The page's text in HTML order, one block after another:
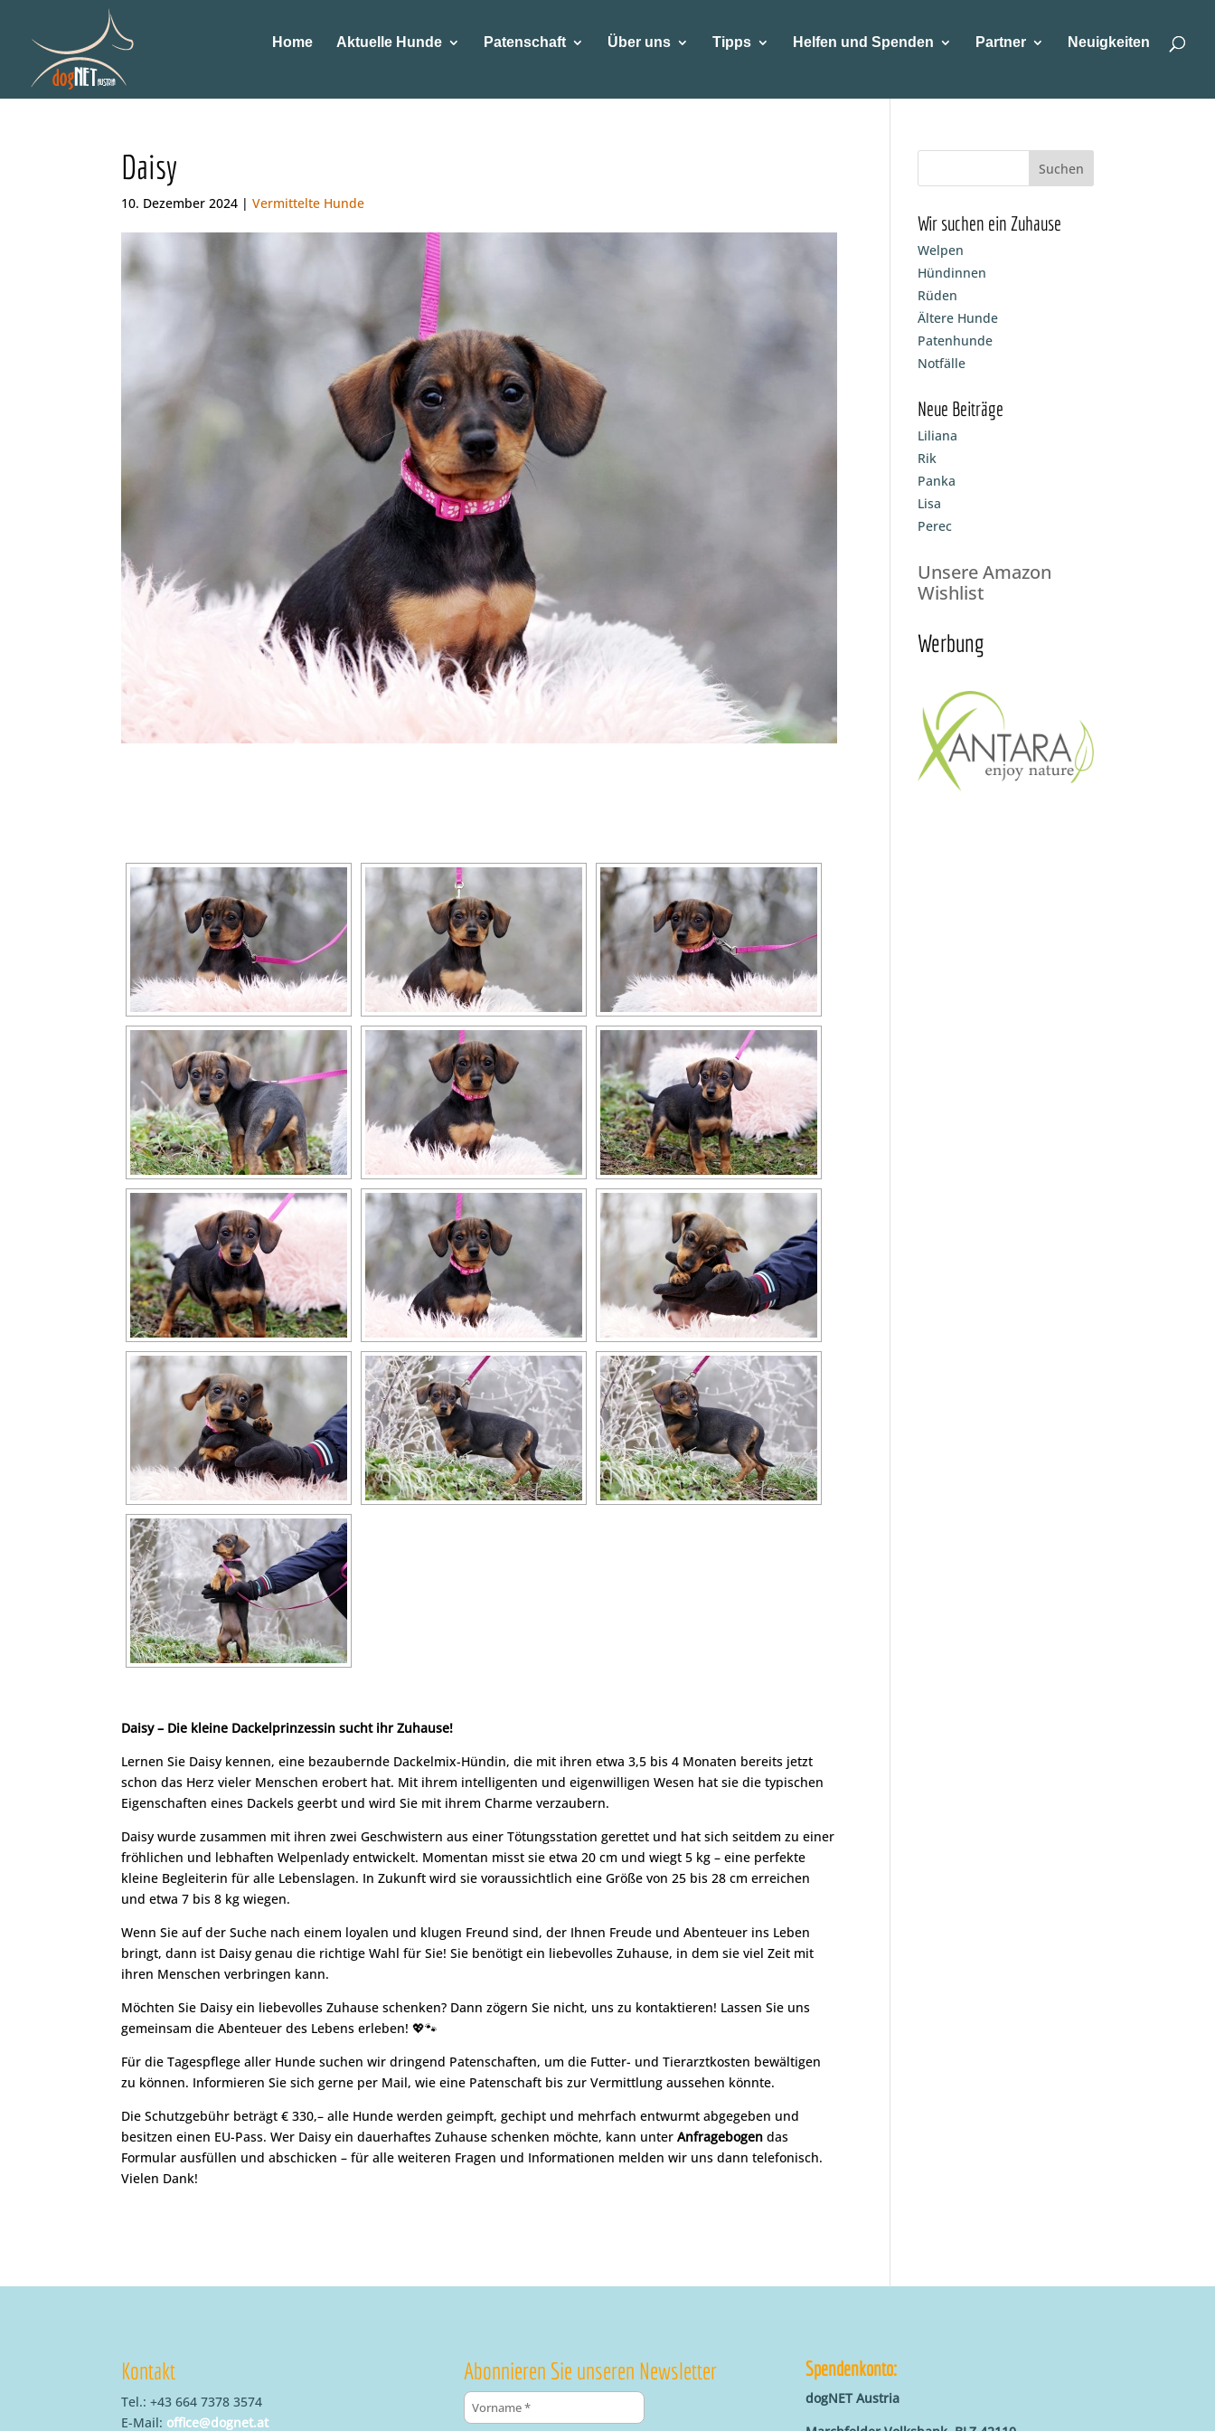
Home Aktuelle Hunde Patenschaft Über uns Tipps Helfen und Spenden Partner Neuigkeiten
Daisy
10. Dezember 2024 |Vermittelte Hunde
Daisy – Die kleine Dackelprinzessin sucht ihr Zuhause!
Lernen Sie Daisy kennen, eine bezaubernde Dackelmix-Hündin, die mit ihren etwa 3,5 bis 4 Monaten bereits jetzt
schon das Herz vieler Menschen erobert hat. Mit ihrem intelligenten und eigenwilligen Wesen hat sie die typischen
Eigenschaften eines Dackels geerbt und wird Sie mit ihrem Charme verzaubern.
Daisy wurde zusammen mit ihren zwei Geschwistern aus einer Tötungsstation gerettet und hat sich seitdem zu einer
fröhlichen und lebhaften Welpenlady entwickelt. Momentan misst sie etwa 20 cm und wiegt 5 kg – eine perfekte
kleine Begleiterin für alle Lebenslagen. In Zukunft wird sie voraussichtlich eine Größe von 25 bis 28 cm erreichen
und etwa 7 bis 8 kg wiegen.
Wenn Sie auf der Suche nach einem loyalen und klugen Freund sind, der Ihnen Freude und Abenteuer ins Leben
bringt, dann ist Daisy genau die richtige Wahl für Sie! Sie benötigt ein liebevolles Zuhause, in dem sie viel Zeit mit
ihren Menschen verbringen kann.
Möchten Sie Daisy ein liebevolles Zuhause schenken? Dann zögern Sie nicht, uns zu kontaktieren! Lassen Sie uns
gemeinsam die Abenteuer des Lebens erleben! 💖🐾
Für die Tagespflege aller Hunde suchen wir dringend Patenschaften, um die Futter- und Tierarztkosten bewältigen
zu können. Informieren Sie sich gerne per Mail, wie eine Patenschaft bis zur Vermittlung aussehen könnte.
Die Schutzgebühr beträgt € 330,– alle Hunde werden geimpft, gechipt und mehrfach entwurmt abgegeben und
besitzen einen EU-Pass. Wer Daisy ein dauerhaftes Zuhause schenken möchte, kann unterAnfragebogen das
Formular ausfüllen und abschicken – für alle weiteren Fragen und Informationen melden wir uns dann telefonisch.
Vielen Dank!
Wir suchen ein Zuhause
Welpen
Hündinnen
Rüden
Ältere Hunde
Patenhunde
Notfälle
Neue Beiträge
Liliana
Rik
Panka
Lisa
Perec
Unsere Amazon
Wishlist
Werbung
Kontakt
Tel.: +43 664 7378 3574
E-Mail: office@dognet.at
Abonnieren Sie unseren Newsletter Spendenkonto:
dogNET Austria